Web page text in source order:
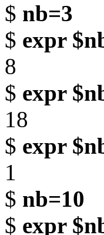
$ nb=3
$ expr
8
$ expr
18
$ expr
1
$ nb=10
$ expr